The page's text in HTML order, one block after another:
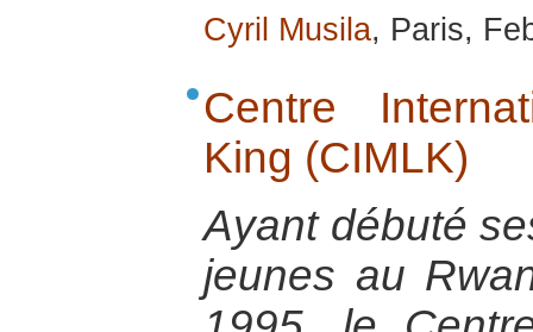
Cyril Musila, Paris,
Centre
King (CIMLK)
Ayant débuté
jeunes au